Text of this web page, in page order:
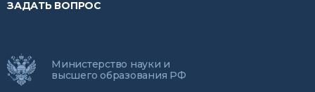
ЗАДАТЬ ВОПРОС
Министерство науки и
высшего образования РФ